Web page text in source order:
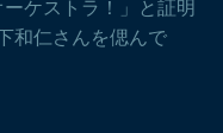
ーケストラ！」と証明
和仁さんを偲んで